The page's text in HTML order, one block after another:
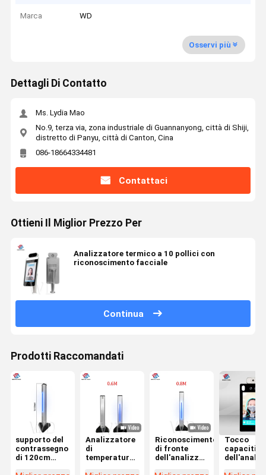
Marca WD
Osservi più
Dettagli Di Contatto
Ms. Lydia Mao
No.9, terza via, zona industriale di Guannanyong, città di Shiji,
distretto di Panyu, città di Canton, Cina
086-18664334481
Contattaci
Ottieni Il Miglior Prezzo Per
Analizzatore termico a 10 pollici con
riconoscimento facciale
Continua
Prodotti Raccomandati
supporto del
contrassegno
di 120cm
Analizzatore
di
temperatura
Riconoscimento
di fronte
dell'analizzatore
Tocco
capacitivo